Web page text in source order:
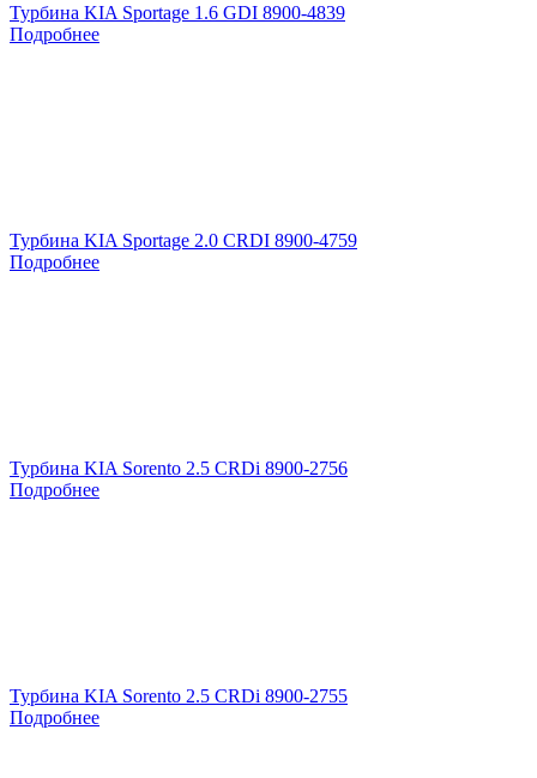
Турбина KIA Sportage 1.6 GDI 8900-4839
Подробнее
Турбина KIA Sportage 2.0 CRDI 8900-4759
Подробнее
Турбина KIA Sorento 2.5 CRDi 8900-2756
Подробнее
Турбина KIA Sorento 2.5 CRDi 8900-2755
Подробнее